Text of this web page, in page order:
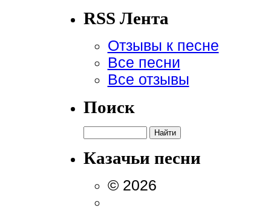
RSS Лента
Отзывы к песне
Все песни
Все отзывы
Поиск
Казачьи песни
© 2026